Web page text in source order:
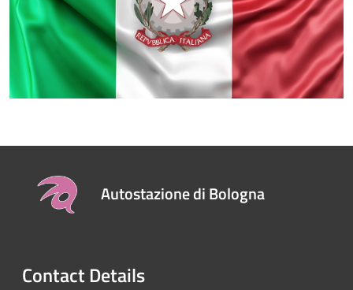
Autostazione di Bologna
Contact Details